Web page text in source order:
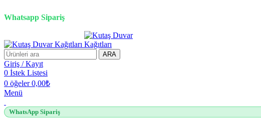
Whatsapp Sipariş
ARA
Giriş / Kayıt
0 İstek Listesi
0 öğeler 0,00₺
Menü
WhatsApp Sipariş